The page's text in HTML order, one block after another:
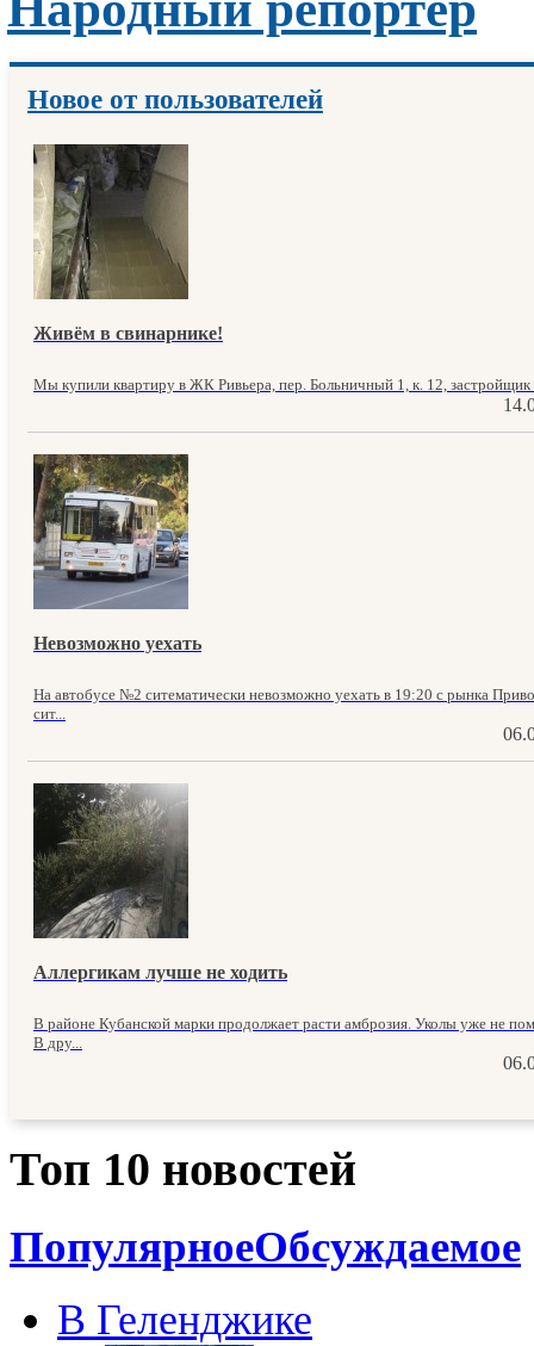
Новое от пользователей
Живём в свинарнике!
Мы купили квартиру в ЖК Ривьера, пер. Больничный 1, к. 12,
Невозможно уехать
На автобусе №2 ситематически невозможно уехать в 19:20 с рынка
сит...
Аллергикам лучше не ходить
В районе Кубанской марки продолжает расти амброзия. Уколы уже не
В дру...
Топ 10 новостей
ПопулярноеОбсуждаемое
В Геленджике